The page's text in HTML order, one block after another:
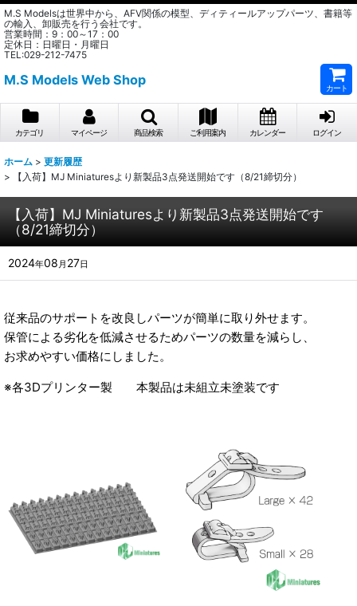
M.S Modelsは世界中から、AFV関係の模型、ディティールアップパーツ、書籍等
の輸入、卸販売を行う会社です。
営業時間：9：00～17：00
定休日：日曜日・月曜日
TEL:029-212-7475
M.S Models Web Shop
カート
カテゴリ マイページ 商品検索 ご利用案内 カレンダー ログイン
ホーム > 更新履歴
>
【入荷】MJ Miniaturesより新製品3点発送開始です（8/21締切分）
【入荷】MJ Miniaturesより新製品3点発送開始です
（8/21締切分）
2024年08 月 27日
従来品のサポートを改良しパーツが簡単に取り外せます。
保管による劣化を低減させるためパーツの数量を減らし、
お求めやすい価格にしました。
※各3Dプリンター製 本製品は未組立未塗装です